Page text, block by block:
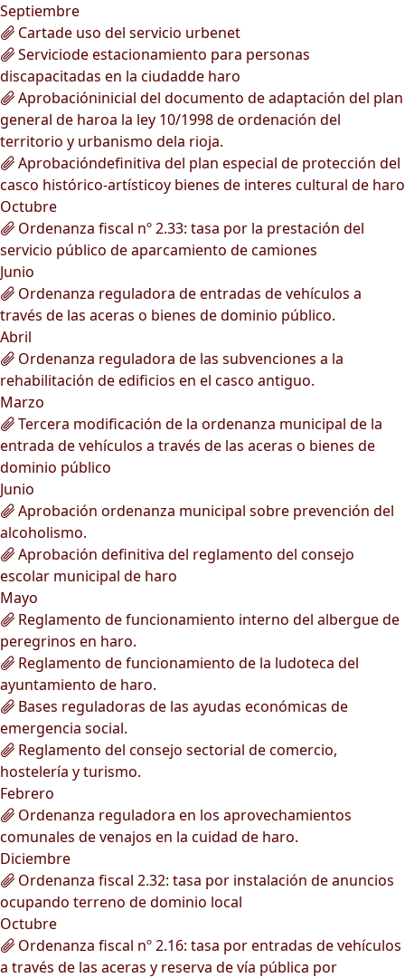
Septiembre
Cartade uso del servicio urbenet
Serviciode estacionamiento para personas
discapacitadas en la ciudadde haro
Aprobacióninicial del documento de adaptación del plan
general de haroa la ley 10/1998 de ordenación del
territorio y urbanismo dela rioja.
Aprobacióndefinitiva del plan especial de protección del
casco histórico-artísticoy bienes de interes cultural de haro
Octubre
Ordenanza fiscal nº 2.33: tasa por la prestación del
servicio público de aparcamiento de camiones
Junio
Ordenanza reguladora de entradas de vehículos a
través de las aceras o bienes de dominio público.
Abril
Ordenanza reguladora de las subvenciones a la
rehabilitación de edificios en el casco antiguo.
Marzo
Tercera modificación de la ordenanza municipal de la
entrada de vehículos a través de las aceras o bienes de
dominio público
Junio
Aprobación ordenanza municipal sobre prevención del
alcoholismo.
Aprobación definitiva del reglamento del consejo
escolar municipal de haro
Mayo
Reglamento de funcionamiento interno del albergue de
peregrinos en haro.
Reglamento de funcionamiento de la ludoteca del
ayuntamiento de haro.
Bases reguladoras de las ayudas económicas de
emergencia social.
Reglamento del consejo sectorial de comercio,
hostelería y turismo.
Febrero
Ordenanza reguladora en los aprovechamientos
comunales de venajos en la cuidad de haro.
Diciembre
Ordenanza fiscal 2.32: tasa por instalación de anuncios
ocupando terreno de dominio local
Octubre
Ordenanza fiscal nº 2.16: tasa por entradas de vehículos
a través de las aceras y reserva de vía pública por